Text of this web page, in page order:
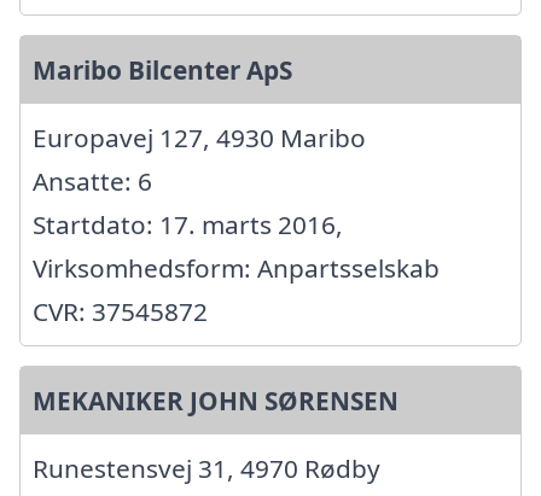
Maribo Bilcenter ApS
Europavej 127, 4930 Maribo
Ansatte: 6
Startdato: 17. marts 2016,
Virksomhedsform: Anpartsselskab
CVR: 37545872
MEKANIKER JOHN SØRENSEN
Runestensvej 31, 4970 Rødby